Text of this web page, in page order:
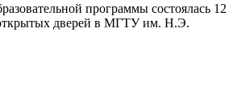
программы состоялась 12
дверей в МГТУ им. Н.Э.